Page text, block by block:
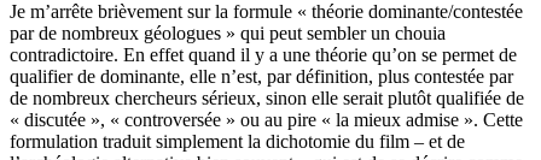
Je m’arrête brièvement sur la formule « théorie dominante/contestée
par de nombreux géologues » qui peut sembler un chouia
contradictoire. En effet quand il y a une théorie qu’on se permet de
qualifier de dominante, elle n’est, par définition, plus contestée par
de nombreux chercheurs sérieux, sinon elle serait plutôt qualifiée de
« discutée », « controversée » ou au pire « la mieux admise ». Cette
formulation traduit simplement la dichotomie du film – et de